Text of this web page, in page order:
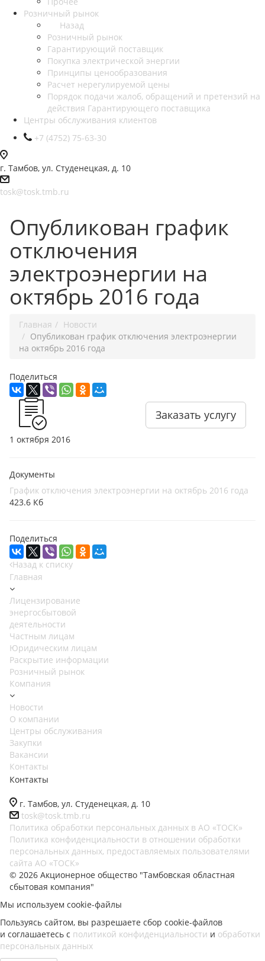
Розничный рынок
Назад
Розничный рынок
Гарантирующий поставщик
Покупка электрической энергии
Принципы ценообразования
Расчет нерегулируемой цены
Порядок подачи жалоб, обращений и претензий на
действия Гарантирующего поставщика
Центры обслуживания клиентов
+7 (4752) 75-63-30
г. Тамбов, ул. Студенецкая, д. 10
tosk@tosk.tmb.ru
Опубликован график
отключения
электроэнергии на
октябрь 2016 года
Главная
Новости
Опубликован график отключения электроэнергии
на октябрь 2016 года
Поделиться
Заказать услугу
1 октября 2016
Документы
График отключения электроэнергии на октябрь 2016 года
423.6 Кб
Поделиться
Назад к списку
Главная
Лицензирование
энергосбытовой
деятельности
Частным лицам
Юридическим лицам
Раскрытие информации
Розничный рынок
Компания
Новости
О компании
Центры обслуживания
Закупки
Вакансии
Контакты
Контакты
г. Тамбов, ул. Студенецкая, д. 10
tosk@tosk.tmb.ru
Политика обработки персональных данных в АО «ТОСК»
Политика конфиденциальности в отношении обработки
персональных данных, предоставляемых пользователями
сайта АО «ТОСК»
© 2026 Акционерное общество "Тамбовская областная
сбытовая компания"
Мы используем cookie-файлы
Пользуясь сайтом, вы разрешаете сбор cookie-файлов
и соглашаетесь с политикой конфиденциальности и обработки
персональных данных